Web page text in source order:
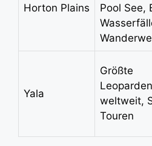
Horton Plains
Pool See,
Yala
Größte
weltweit,
Touren